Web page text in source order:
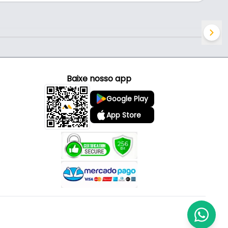
Baixe nosso app
Google Play
App Store